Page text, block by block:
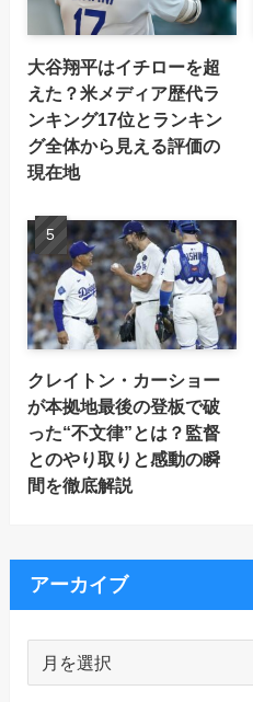
大谷翔平はイチローを超
えた？米メディア歴代ラ
ンキング17位とランキン
グ全体から見える評価の
現在地
クレイトン・カーショー
が本拠地最後の登板で破
った“不文律”とは？監督
とのやり取りと感動の瞬
間を徹底解説
アーカイブ